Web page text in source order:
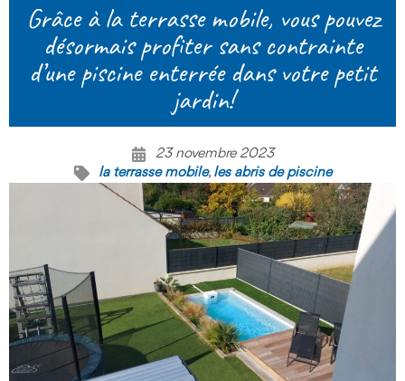
Grâce à la terrasse mobile, vous pouvez
désormais profiter sans contrainte
d’une piscine enterrée dans votre petit
jardin!
23 novembre 2023
la terrasse mobile, les abris de piscine